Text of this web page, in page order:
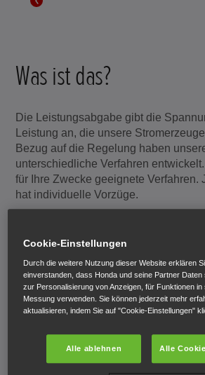
Was ist das?
Die Leistungsabgabe gibt die
Leistung an, die unsere
Bezug auf die Regelung haben
unterschiedliche Verfahren
für Ihre Zwecke geeignete Verfahren.
hat individuelle Vorzüge.
Cookie-Einstellungen
Durch die weitere Nutzung dieser Website erklären
einverstanden, dass Honda und seine Partner Daten
zur Personalisierung von Anzeigen, für Funktionen
Messung verwenden. Sie können jederzeit mehr
aktualisieren, indem Sie auf "Cookie-Einstellungen"
Alle ablehnen Alle